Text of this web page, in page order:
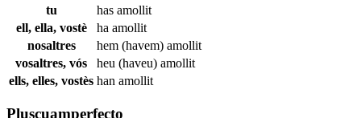
tu
has amollit
ell, ella, vostè
ha amollit
nosaltres
hem (havem) amollit
vosaltres, vós
heu (haveu) amollit
ells, elles, vostès han amollit
Pluscuamperfecto